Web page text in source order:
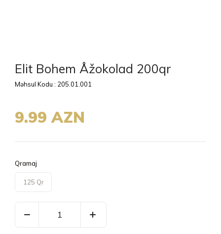
Elit Bohem Åžokolad 200qr
Məhsul Kodu : 205.01.001
9.99 AZN
Qramaj
125 Qr